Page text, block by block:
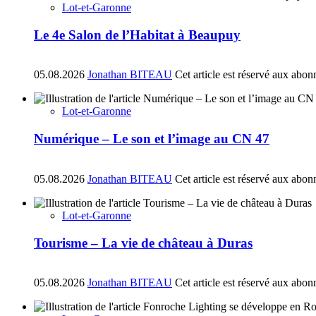
Lot-et-Garonne
Le 4e Salon de l’Habitat à Beaupuy
05.08.2026 Jonathan BITEAU Cet article est réservé aux
Lot-et-Garonne
Numérique – Le son et l’image au CN 47
05.08.2026 Jonathan BITEAU Cet article est réservé aux
Lot-et-Garonne
Tourisme – La vie de château à Duras
05.08.2026 Jonathan BITEAU Cet article est réservé aux